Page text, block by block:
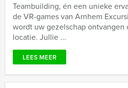
Teambuilding, én een unieke
de VR-games van Arnhem
wordt uw gezelschap
locatie. Jullie ...
LEES MEER